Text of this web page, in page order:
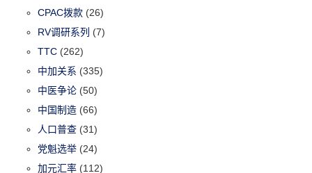
CPAC拨款 (26)
RV调研系列 (7)
TTC (262)
中加关系 (335)
中医争论 (50)
中国制造 (66)
人口普查 (31)
党魁选举 (24)
加元汇率 (112)